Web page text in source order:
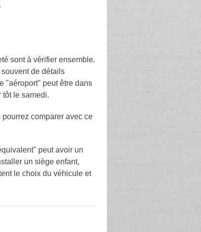
sont à vérifier ensemble.
de détails
"aéroport" peut être dans
tôt le samedi.
comparer avec ce
peut avoir un
un siège enfant,
le choix du véhicule et